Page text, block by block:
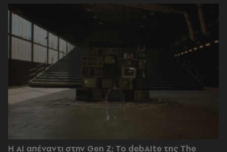
Η AI απέναντι στην Gen Z; Το debAIte της The